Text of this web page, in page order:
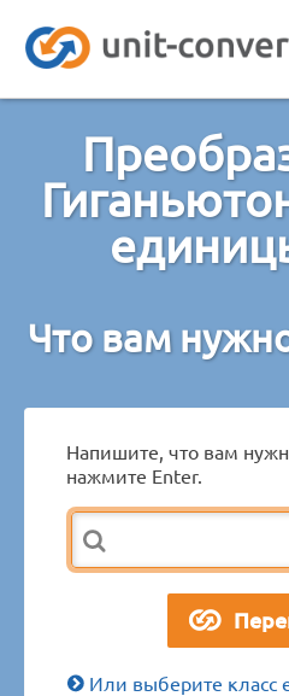
Что вам
Напишите, что вам
нажмите Enter.
Или выберите класс